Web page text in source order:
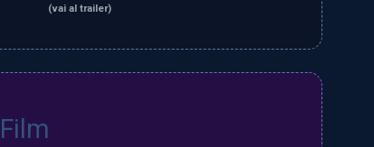
(vai al trailer)
Film